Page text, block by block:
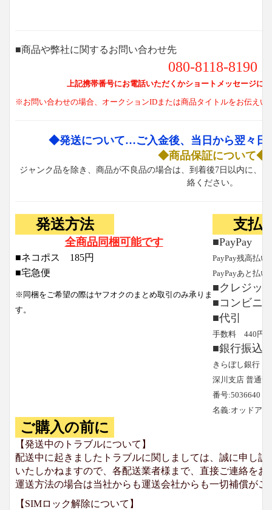
■商品や弊社に関するお問い合わせ先
080-8118-8190
上記携帯番号にお電話いただくかショートメッセージに
※お問い合わせの場合、オークションIDまたは商品タイトルをお伝えい
◆発送について…ご入金後、当日から翌々日
◆商品保証について◆
ジャンク品を除き、商品が不良品の場合は、到着後7日以内に、
絡ください。
発送方法
全商品同梱可能です
■ネコポス 185円
■宅急便
※同梱をご希望の際はヤフオクのまとめ取引のみ承りま
す。
支払
■PayPay
PayPay残高払い
PayPayあと払い
■クレジッ
■コンビニ
■代引
手数料 440円と
■銀行振込
きらぼし銀行
深川支店 普通預
番号:5036640
名義:オッドア
ご購入の前に
【発送中のトラブルについて】
配送中に起きましたトラブルに関しましては、誠に申し
いたしかねますので、各配送業者様まで、直接ご連絡を
運送方法の場合は当社からも運送会社からも一切補償がご
【SIMロック解除について】